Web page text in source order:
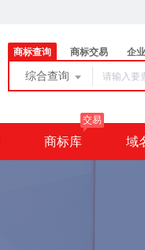
商标查询 商标交易 企
综合查询
商标库
交易
域